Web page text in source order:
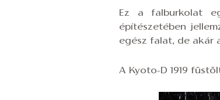
Ez a falburkolat
építészetében
egész falat, de akár
A Kyoto-D 1919